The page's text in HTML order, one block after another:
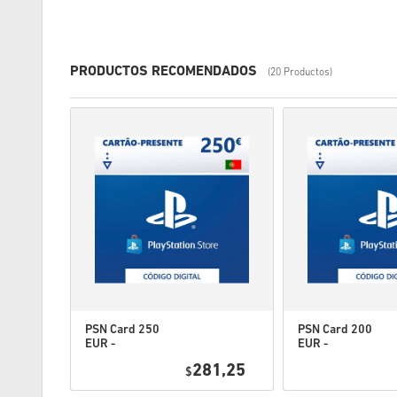
PRODUCTOS RECOMENDADOS (20 Productos)
PSN Card 250
EUR -
Portugal
$281,25
PSN Card 200
EUR -
Portugal